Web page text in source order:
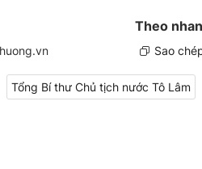
Theo
Sao
Tổng Bí thư Chủ tịch nước Tô Lâm